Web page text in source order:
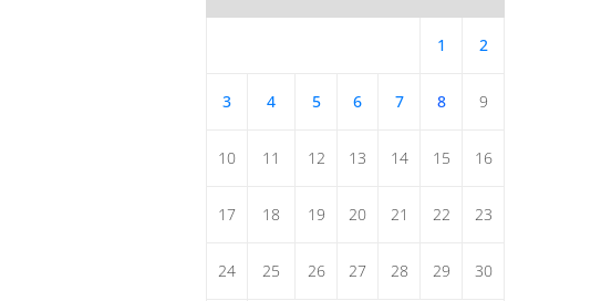
1 2
3 4 5 6 7 8 9
10 11 12 13 14 15 16
17 18 19 20 21 22 23
24 25 26 27 28 29 30